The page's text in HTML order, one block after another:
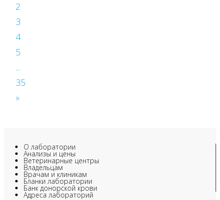
2
3
4
5
...
35
»
О лаборатории
Анализы и цены
Ветеринарные центры
Владельцам
Врачам и клиникам
Бланки лаборатории
Банк донорской крови
Адреса лабораторий